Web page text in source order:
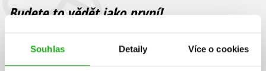
Souhlas Detaily Více o cookies
Budete to vědět jako první!
Zajímá Vás, jaký knižní hit právě vychází, na jaké zboží je výhodná
sleva, jaká běží soutěž o ceny? Přihlášením k odběru našich e-
souhlasíte se zpracováním osobních údajů